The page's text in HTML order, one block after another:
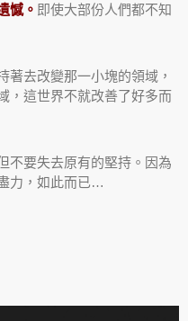
憾。 即使大部份人們都不知
著去改變那一小塊的領域，
，這世界不就改善了好多而
不要失去原有的堅持。因為
力，如此而已…